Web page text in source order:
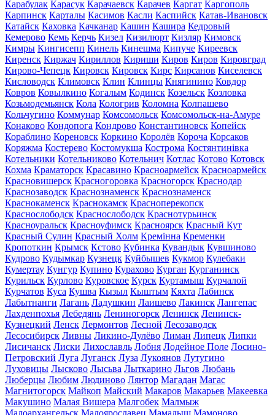
Карабулак Карасук Карачаевск Карачев Каргат Каргополь
Карпинск Карталы Касимов Касли Каспийск Катав-Ивановск
Катайск Каховка Качканар Кашин Кашира Кедровый
Кемерово Кемь Керчь Кизел Кизилюрт Кизляр Кимовск
Кимры Кингисепп Кинель Кинешма Кипуче Киреевск
Киренск Киржач Кириллов Кириши Киров Киров Кировград
Кирово-Чепецк Кировск Кировск Кирс Кирсанов Киселевск
Кисловодск Климовск Клин Клинцы Княгинино Ковдор
Ковров Ковылкино Когалым Кодинск Козельск Козловка
Козьмодемьянск Кола Кологрив Коломна Колпашево
Кольчугино Коммунар Комсомольск Комсомольск-на-Амуре
Конаково Кондопога Кондрово Константиновск Копейск
Кораблино Кореновск Коркино Королёв Короча Корсаков
Коряжма Костерево Костомукша Кострома Костянтинівка
Котельники Котельниково Котельнич Котлас Котово Котовск
Кохма Краматорск Красавино Красноармейск Красноармейск
Красновишерск Красногоровка Красногорск Краснодар
Краснозаводск Краснознаменск Краснознаменск
Краснокаменск Краснокамск Красноперекопск
Краснослободск Краснослободск Краснотурьинск
Красноуральск Красноуфимск Красноярск Красный Кут
Красный Сулин Красный Холм Кремінна Кременки
Кропоткин Крымск Кстово Кубинка Кувандык Кувшиново
Кудрово Кудымкар Кузнецк Куйбышев Кукмор Кулебаки
Кумертау Кунгур Купино Курахово Курган Курганинск
Курильск Курлово Куровское Курск Куртамыш Курчалой
Курчатов Куса Кушва Кызыл Кыштым Кяхта Лабинск
Лабытнанги Лагань Ладушкин Лаишево Лакинск Лангепас
Лахденпохья Лебедянь Лениногорск Ленинск Ленинск-
Кузнецкий Ленск Лермонтов Лесной Лесозаводск
Лесосибирск Ливны Ликино-Дулёво Лиман Липецк Липки
Лисичанск Лиски Лихославль Лобня Лодейное Поле Лосино-
Петровский Луга Луганск Луза Лукоянов Лутугино
Луховицы Лысково Лысьва Лыткарино Льгов Любань
Люберцы Любим Людиново Лянтор Магадан Магас
Магнитогорск Майкоп Майский Макаров Макарьев Макеевка
Макушино Малая Вишера Малгобек Малмыж
Малоархангельск Малоярославец Мамадыш Мамоново